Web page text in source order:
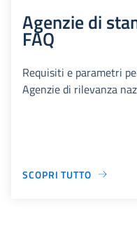
Agenzie di
FAQ
Requisiti e parametri
Agenzie di rilevanza
SCOPRI TUTTO